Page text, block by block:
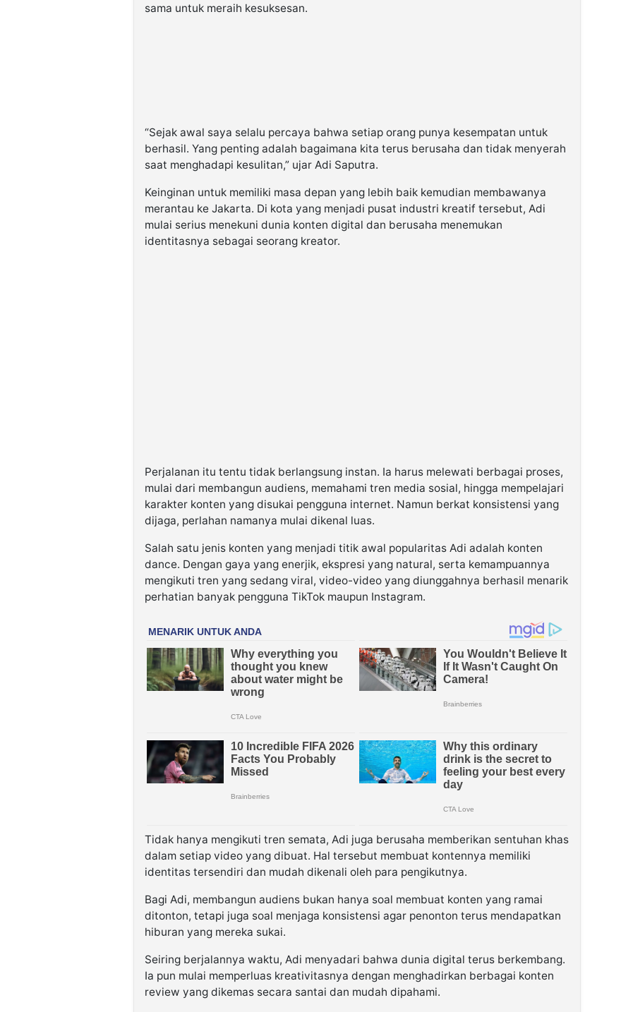
sama untuk meraih kesuksesan.
“Sejak awal saya selalu percaya bahwa setiap orang punya kesempatan untuk
berhasil. Yang penting adalah bagaimana kita terus berusaha dan tidak menyerah
saat menghadapi kesulitan,” ujar Adi Saputra.
Keinginan untuk memiliki masa depan yang lebih baik kemudian membawanya
merantau ke Jakarta. Di kota yang menjadi pusat industri kreatif tersebut, Adi
mulai serius menekuni dunia konten digital dan berusaha menemukan
identitasnya sebagai seorang kreator.
Perjalanan itu tentu tidak berlangsung instan. Ia harus melewati berbagai proses,
mulai dari membangun audiens, memahami tren media sosial, hingga mempelajari
karakter konten yang disukai pengguna internet. Namun berkat konsistensi yang
dijaga, perlahan namanya mulai dikenal luas.
Salah satu jenis konten yang menjadi titik awal popularitas Adi adalah konten
dance. Dengan gaya yang enerjik, ekspresi yang natural, serta kemampuannya
mengikuti tren yang sedang viral, video-video yang diunggahnya berhasil menarik
perhatian banyak pengguna TikTok maupun Instagram.
Tidak hanya mengikuti tren semata, Adi juga berusaha memberikan sentuhan khas
dalam setiap video yang dibuat. Hal tersebut membuat kontennya memiliki
identitas tersendiri dan mudah dikenali oleh para pengikutnya.
Bagi Adi, membangun audiens bukan hanya soal membuat konten yang ramai
ditonton, tetapi juga soal menjaga konsistensi agar penonton terus mendapatkan
hiburan yang mereka sukai.
Seiring berjalannya waktu, Adi menyadari bahwa dunia digital terus berkembang.
Ia pun mulai memperluas kreativitasnya dengan menghadirkan berbagai konten
review yang dikemas secara santai dan mudah dipahami.